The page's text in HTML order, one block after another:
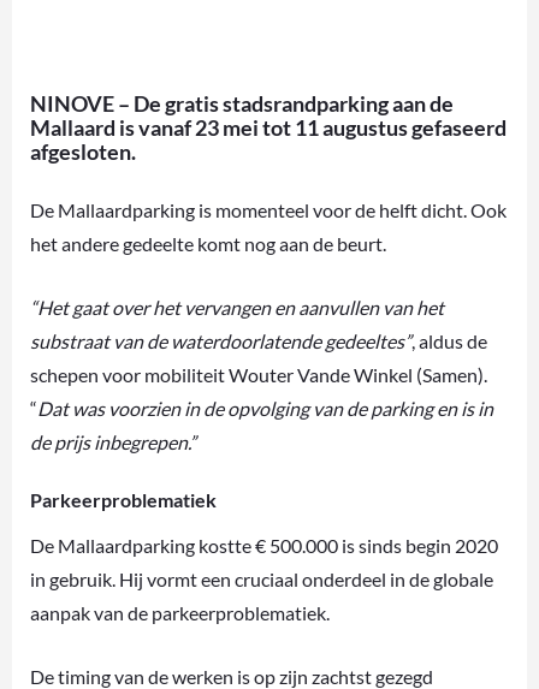
NINOVE – De gratis stadsrandparking aan de
Mallaard is vanaf 23 mei tot 11 augustus gefaseerd
afgesloten.
De Mallaardparking is momenteel voor de helft dicht. Ook
het andere gedeelte komt nog aan de beurt.
“Het gaat over het vervangen en aanvullen van het
substraat van de waterdoorlatende gedeeltes”, aldus de
schepen voor mobiliteit Wouter Vande Winkel (Samen).
“Dat was voorzien in de opvolging van de parking en is in
de prijs inbegrepen.”
Parkeerproblematiek
De Mallaardparking kostte € 500.000 is sinds begin 2020
in gebruik. Hij vormt een cruciaal onderdeel in de globale
aanpak van de parkeerproblematiek.
De timing van de werken is op zijn zachtst gezegd